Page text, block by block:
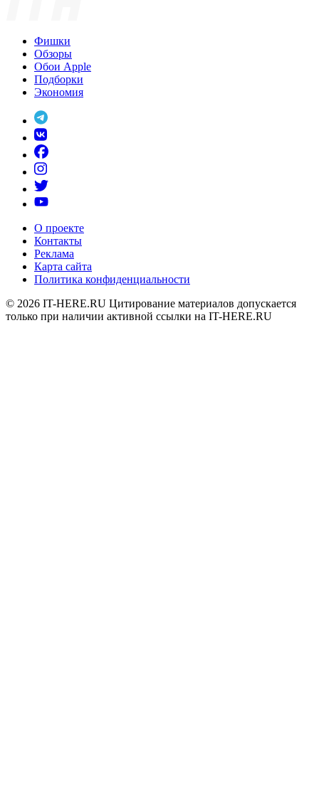
Фишки
Обзоры
Обои Apple
Подборки
Экономия
О проекте
Контакты
Реклама
Карта сайта
Политика конфиденциальности
© 2026 IT-HERE.RU Цитирование материалов допускается
только при наличии активной ссылки на IT-HERE.RU